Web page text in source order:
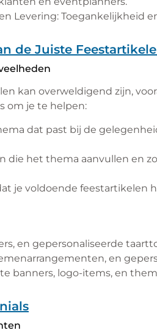
Levering: Toegankelijkheid
de Juiste
kan overweldigend zijn,
om je te helpen:
dat past bij de
die het thema aanvullen en
je voldoende feestartikelen
en gepersonaliseerde
en
banners, logo-items, en